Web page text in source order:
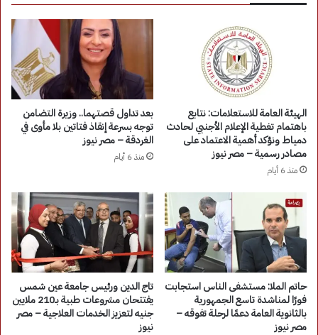
الهيئة العامة للاستعلامات: نتابع
باهتمام تغطية الإعلام الأجنبي لحادث
دمياط ونؤكد أهمية الاعتماد على
مصادر رسمية – مصر نيوز
منذ 6 أيام
بعد تداول قصتهما.. وزيرة التضامن
توجه بسرعة إنقاذ فتاتين بلا مأوى في
الغردقة – مصر نيوز
منذ 6 أيام
حاتم الملا: مستشفى الناس استجابت
فورًا لمناشدة تاسع الجمهورية
بالثانوية العامة دعمًا لرحلة تفوقه –
مصر نيوز
تاج الدين ورئيس جامعة عين شمس
يفتتحان مشروعات طبية بـ210 ملايين
جنيه لتعزيز الخدمات العلاجية – مصر
نيوز